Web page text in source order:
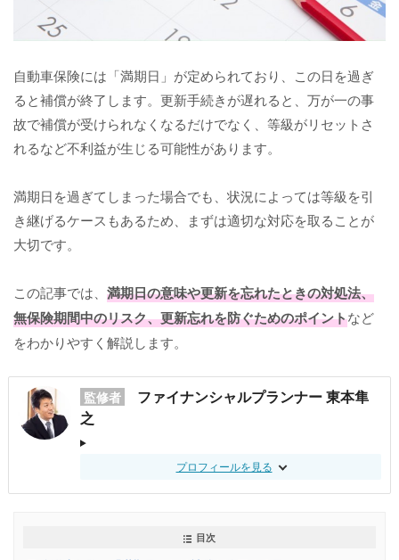
自動車保険には「満期日」が定められており、この日を過ぎ
ると補償が終了します。更新手続きが遅れると、万が一の事
故で補償が受けられなくなるだけでなく、等級がリセットさ
れるなど不利益が生じる可能性があります。
満期日を過ぎてしまった場合でも、状況によっては等級を引
き継げるケースもあるため、まずは適切な対応を取ることが
大切です。
この記事では、 満期日の意味や更新を忘れたときの対処法、
無保険期間中のリスク、更新忘れを防ぐためのポイントなど
をわかりやすく解説します。
監修者
ファイナンシャルプランナー 東本隼
之
プロフィールを見る
目次